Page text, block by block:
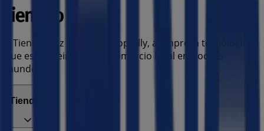
A Tiendeo faz parte da Shopfully, a empresa tecnológica
que está a reinventar o comércio local em todo o
mundo.
Tiendeo